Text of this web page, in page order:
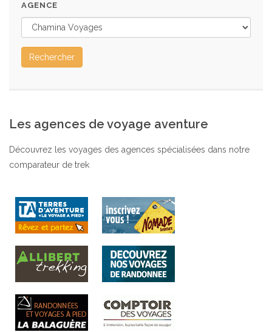
AGENCE
Rechercher
Les agences de voyage aventure
Découvrez les voyages des agences spécialisées dans notre
comparateur de trek